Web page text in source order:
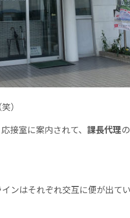
）
接室に案内されて、 課長代理
ンはそれぞれ交互に便が出てい